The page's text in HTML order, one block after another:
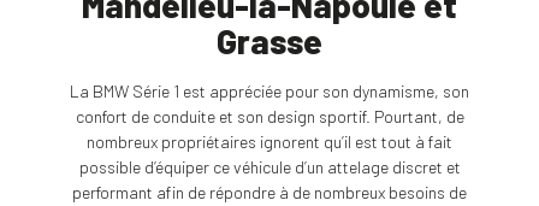
Grasse
La BMW Série 1 est appréciée pour son dynamisme, son
confort de conduite et son design sportif. Pourtant, de
nombreux propriétaires ignorent qu’il est tout à fait
possible d’équiper ce véhicule d’un attelage discret et
performant afin de répondre à de nombreux besoins de